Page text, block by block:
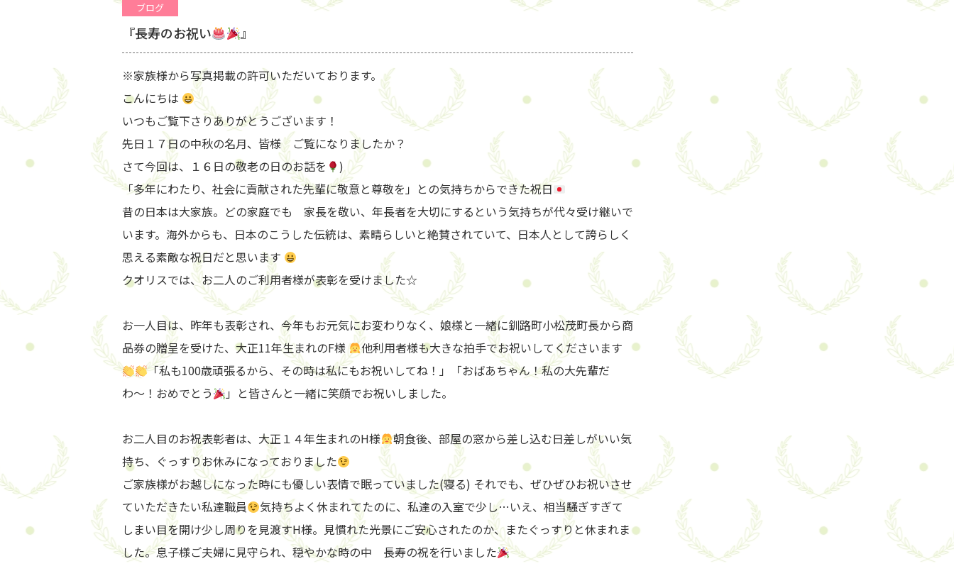
ブログ
『長寿のお祝い 』
※家族様から写真掲載の許可いただいております。
こんにちは
いつもご覧下さりありがとうございます！
先日１７日の中秋の名月、皆様 ご覧になりましたか？
さて今回は、１６日の敬老の日のお話を
)
「多年にわたり、社会に貢献された先輩に敬意と尊敬を」との気持ちからできた祝日
昔の日本は大家族。どの家庭でも 家長を敬い、年長者を大切にするという気持ちが代々受け継いで
います。海外からも、日本のこうした伝統は、素晴らしいと絶賛されていて、日本人として誇らしく
思える素敵な祝日だと思います
クオリスでは、お二人のご利用者様が表彰を受けました☆
お一人目は、昨年も表彰され、今年もお元気にお変わりなく、娘様と一緒に釧路町小松茂町長から商
品券の贈呈を受けた、大正11年生まれのF様
他利用者様も大きな拍手でお祝いしてくださいます
「私も100歳頑張るから、その時は私にもお祝いしてね！」「おばあちゃん！私の大先輩だ
わ〜！おめでとう
」と皆さんと一緒に笑顔でお祝いしました。
お二人目のお祝表彰者は、大正１４年生まれのH様
朝食後、部屋の窓から差し込む日差しがいい気
持ち、ぐっすりお休みになっておりました
ご家族様がお越しになった時にも優しい表情で眠っていました(寝る) それでも、ぜひぜひお祝いさせ
ていただきたい私達職員
気持ちよく休まれてたのに、私達の入室で少し…いえ、相当騒ぎすぎて
しまい目を開け少し周りを見渡すH様。見慣れた光景にご安心されたのか、またぐっすりと休まれま
した。息子様ご夫婦に見守られ、穏やかな時の中 長寿の祝を行いました